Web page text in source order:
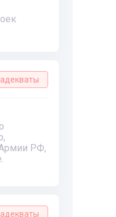
РФ,